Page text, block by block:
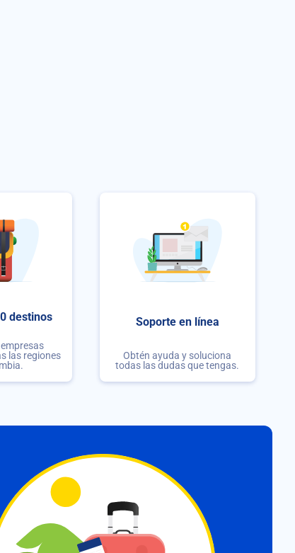
destinos
las regiones
Soporte en línea
Obtén ayuda y soluciona
todas las dudas que tengas.